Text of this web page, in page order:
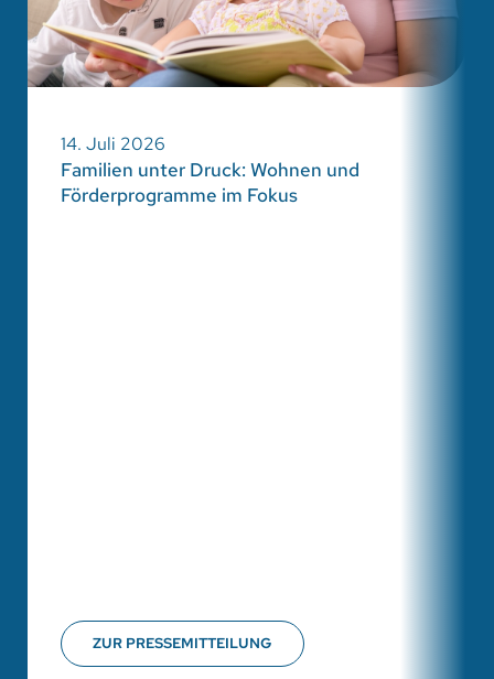
14. Juli 2026
Familien unter Druck: Wohnen und
Förderprogramme im Fokus
ZUR PRESSEMITTEILUNG